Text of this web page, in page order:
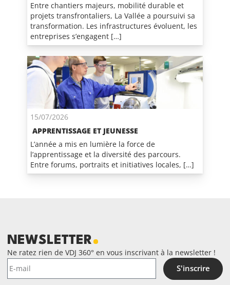
Entre chantiers majeurs, mobilité durable et
projets transfrontaliers, La Vallée a poursuivi sa
transformation. Les infrastructures évoluent, les
entreprises s’engagent […]
15/07/2026
APPRENTISSAGE ET JEUNESSE
L’année a mis en lumière la force de
l’apprentissage et la diversité des parcours.
Entre forums, portraits et initiatives locales, […]
NEWSLETTER
Ne ratez rien de VDJ 360° en vous inscrivant à la newsletter !
S'inscrire